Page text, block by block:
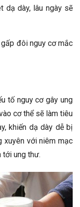
dạ dày, lâu ngày sẽ
đôi nguy cơ mắc
tố nguy cơ gây ung
cơ thể sẽ làm tiêu
khiến dạ dày dễ bị
xuyên với niêm mạc
tới ung thư.